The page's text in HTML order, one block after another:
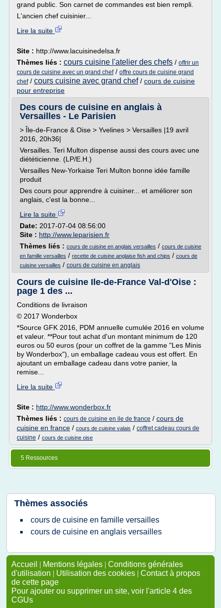
grand public. Son carnet de commandes est bien rempli.
L'ancien chef cuisinier...
Lire la suite
Site : http://www.lacuisinedelsa.fr
Thèmes liés : cours cuisine l'atelier des chefs / offrir un
cours de cuisine avec un grand chef/ offre cours de cuisine grand
chef/ cours cuisine avec grand chef/ cours de cuisine
pour entreprise
Des cours de cuisine en anglais à
Versailles - Le Parisien
> Île-de-France & Oise > Yvelines > Versailles |19 avril
2016, 20h36|
Versailles. Teri Multon dispense aussi des cours avec une
diététicienne. (LP/E.H.)
Versailles New-Yorkaise Teri Multon bonne idée famille
produit
Des cours pour apprendre à cuisiner... et améliorer son
anglais, c'est la bonne...
Lire la suite
Date: 2017-07-04 08:56:00
Site : http://www.leparisien.fr
Thèmes liés : cours de cuisine en anglais versailles / cours de cuisine
en famille versailles / recette de cuisine anglaise fish and chips / cours de
cuisine versailles / cours de cuisine en anglais
Cours de cuisine Ile-de-France Val-d'Oise :
page 1 des ...
Conditions de livraison
© 2017 Wonderbox
*Source GFK 2016, PDM annuelle cumulée 2016 en volume
et valeur. **Pour tout achat d'un montant minimum de 120
euros ou 50 euros (pour un coffret de la gamme "Les Minis
by Wonderbox"), un emballage cadeau vous est offert. En
ajoutant un emballage cadeau dans votre panier, la
remise...
Lire la suite
Site : http://www.wonderbox.fr
Thèmes liés : cours de cuisine en ile de france / cours de
cuisine en france / cours de cuisine valais / coffret cadeau cours de
cuisine / cours de cuisine oise
5 Ressources
Thèmes associés
cours de cuisine en famille versailles
cours de cuisine en anglais versailles
Accueil | Mentions légales | Conditions générales
d'utilisation | Utilisation des cookies | Contact à propos
de cette page
Pour ajouter ou supprimer un site, voir l'article 4 des
CGUs